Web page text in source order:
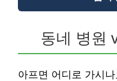
동네 병원
아프면 어디로 가시